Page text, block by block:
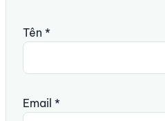
Tên *
Email *